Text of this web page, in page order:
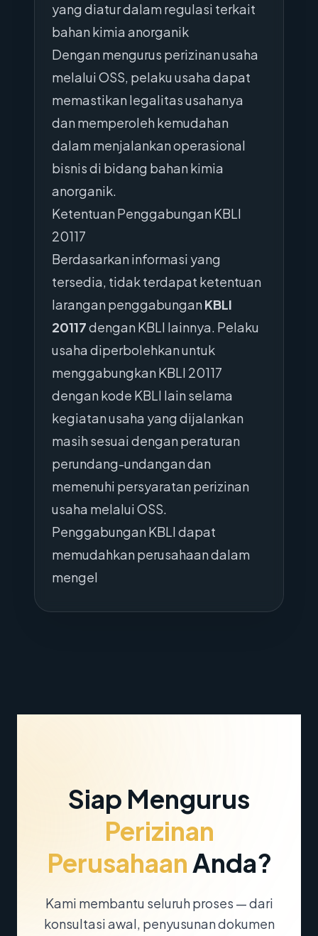
yang diatur dalam regulasi terkait
bahan kimia anorganik
Dengan mengurus perizinan usaha
melalui OSS, pelaku usaha dapat
memastikan legalitas usahanya
dan memperoleh kemudahan
dalam menjalankan operasional
bisnis di bidang bahan kimia
anorganik.
Ketentuan Penggabungan KBLI
20117
Berdasarkan informasi yang
tersedia, tidak terdapat ketentuan
larangan penggabungan KBLI
20117dengan KBLI lainnya. Pelaku
usaha diperbolehkan untuk
menggabungkan KBLI 20117
dengan kode KBLI lain selama
kegiatan usaha yang dijalankan
masih sesuai dengan peraturan
perundang-undangan dan
memenuhi persyaratan perizinan
usaha melalui OSS.
Penggabungan KBLI dapat
memudahkan perusahaan dalam
mengel
Siap Mengurus
Perizinan
PerusahaanAnda?
Kami membantu seluruh proses — dari
konsultasi awal, penyusunan dokumen